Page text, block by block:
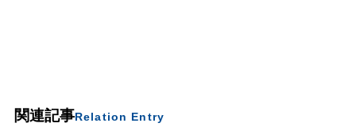
関連記事Relation Entry